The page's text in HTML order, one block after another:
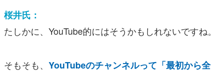
桜井氏：
たしかに、YouTube的にはそうかもしれないですね。
そもそも、 YouTubeのチャンネルって「最初から全